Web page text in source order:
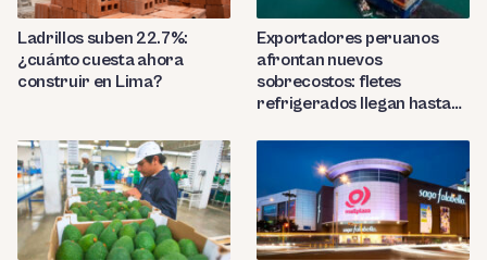
Ladrillos suben 22.7%:
¿cuánto cuesta ahora
construir en Lima?
Exportadores peruanos
afrontan nuevos
sobrecostos: fletes
refrigerados llegan hasta